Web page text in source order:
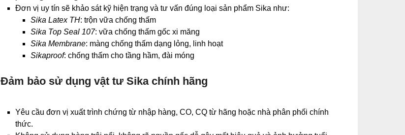
Đơn vị uy tín sẽ khảo sát kỹ hiện trạng và tư vấn đúng loại sản phẩm Sika như:
Sika Latex TH: trộn vữa chống thấm
Sika Top Seal 107: vữa chống thấm gốc xi măng
Sika Membrane: màng chống thấm dạng lỏng, linh hoạt
Sikaproof: chống thấm cho tầng hầm, đài móng
Đảm bảo sử dụng vật tư Sika chính hãng
Yêu cầu đơn vị xuất trình chứng từ nhập hàng, CO, CQ từ hãng hoặc nhà phân phối chính
thức.